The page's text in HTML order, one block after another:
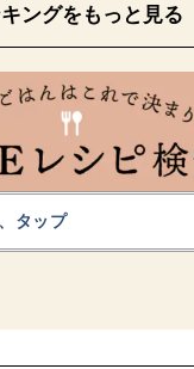
ングをもっと見る